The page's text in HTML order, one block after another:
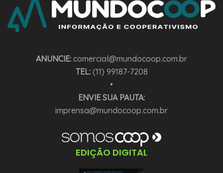
ANUNCIE: comercial@mundocoop.com.br
TEL:(11) 99187-7208
•
ENVIE SUA PAUTA:
imprensa@mundocoop.com.br
EDIÇÃO DIGITAL